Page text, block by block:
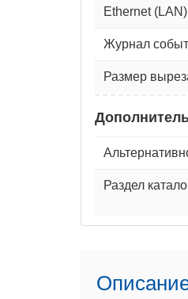
Ethernet
Журнал
Размер
Раздел